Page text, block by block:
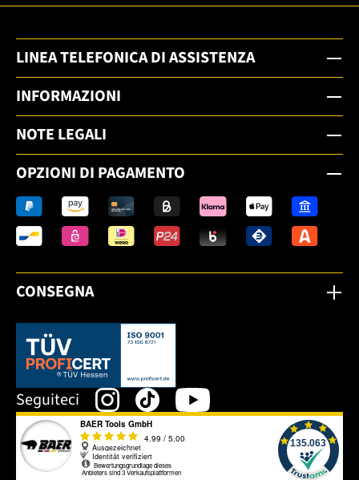
LINEA TELEFONICA DI ASSISTENZA
INFORMAZIONI
NOTE LEGALI
OPZIONI DI PAGAMENTO
CONSEGNA
Dieser Link öffnet sich in einem neuen Tab.
Seguiteci